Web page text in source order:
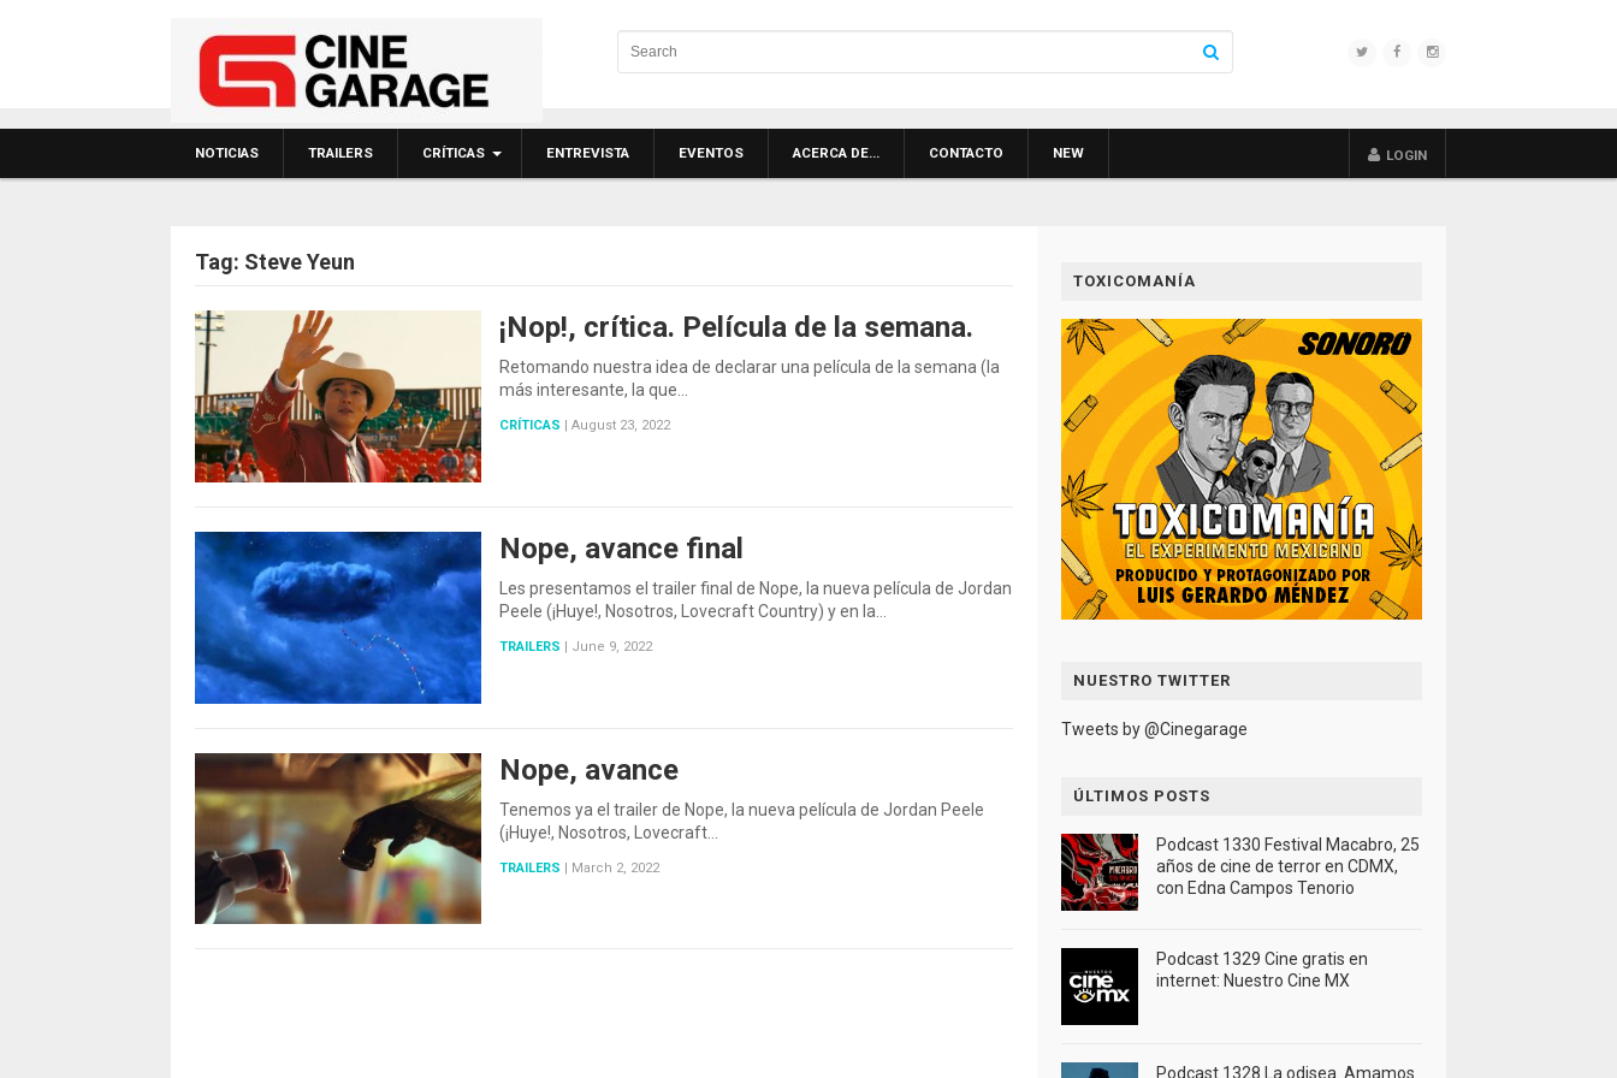
NOTICIAS TRAILERS CRÍTICAS ENTREVISTA EVENTOS ACERCA DE… CONTACTO NEW LOGIN
Tag: Steve Yeun
¡Nop!, crítica. Película de la semana.
Retomando nuestra idea de declarar una película de la semana (la
más interesante, la que…
CRÍTICAS | August 23, 2022
Nope, avance final
Les presentamos el trailer final de Nope, la nueva película de Jordan
Peele (¡Huye!, Nosotros, Lovecraft Country) y en la…
TRAILERS | June 9, 2022
Nope, avance
Tenemos ya el trailer de Nope, la nueva película de Jordan Peele
(¡Huye!, Nosotros, Lovecraft…
TRAILERS | March 2, 2022
TOXICOMANÍA
NUESTRO TWITTER
Tweets by @Cinegarage
ÚLTIMOS POSTS
Podcast 1330 Festival Macabro, 25
años de cine de terror en CDMX,
con Edna Campos Tenorio
Podcast 1329 Cine gratis en
internet: Nuestro Cine MX
Podcast 1328 La odisea. Amamos